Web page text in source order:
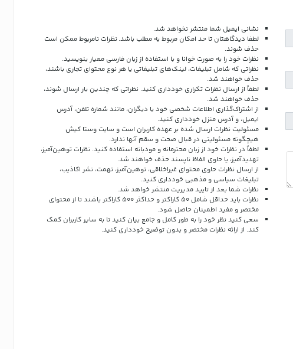
نشانی ایمیل شما منتشر نخواهد شد.
لطفا دیدگاهتان تا حد امکان مربوط به مطلب باشد. نظرات نامربوط ممکن است
حذف شوند.
نظرات خود را به صورت خوانا و با استفاده از زبان فارسی معیار بنویسید.
نظراتی که شامل تبلیغات، لینک‌های تبلیغاتی یا هر نوع محتوای تجاری باشند،
حذف خواهند شد.
لطفاً از ارسال نظرات تکراری خودداری کنید. نظراتی که چندین بار ارسال شوند،
حذف خواهند شد.
از اشتراک‌گذاری اطلاعات شخصی خود یا دیگران، مانند شماره تلفن، آدرس
ایمیل، و آدرس منزل خودداری کنید.
مسئولیت نظرات ارسال شده بر عهده کاربران است و سایت وستا کیش
هیچگونه مسئولیتی در قبال صحت و سقم آنها ندارد.
لطفاً در نظرات خود از زبان محترمانه و مودبانه استفاده کنید. نظرات توهین‌آمیز،
تهدیدآمیز، یا حاوی الفاظ ناپسند حذف خواهند شد.
از ارسال نظرات حاوی محتوای غیراخلاقی، توهین‌آمیز، تهمت، نشر اکاذیب،
تبلیغات سیاسی و مذهبی خودداری کنید.
نظرات شما بعد از تایید مدیریت منتشر خواهد شد.
نظرات باید حداقل شامل 50 کاراکتر و حداکثر 500 کاراکتر باشند تا از محتوای
مختصر و مفید اطمینان حاصل شود.
سعی کنید نظر خود را به طور کامل و جامع بیان کنید تا به سایر کاربران کمک
کند. از ارائه نظرات مختصر و بدون توضیح خودداری کنید.